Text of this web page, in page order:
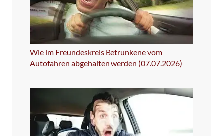
Wie im Freundeskreis Betrunkene vom
Autofahren abgehalten werden (07.07.2026)